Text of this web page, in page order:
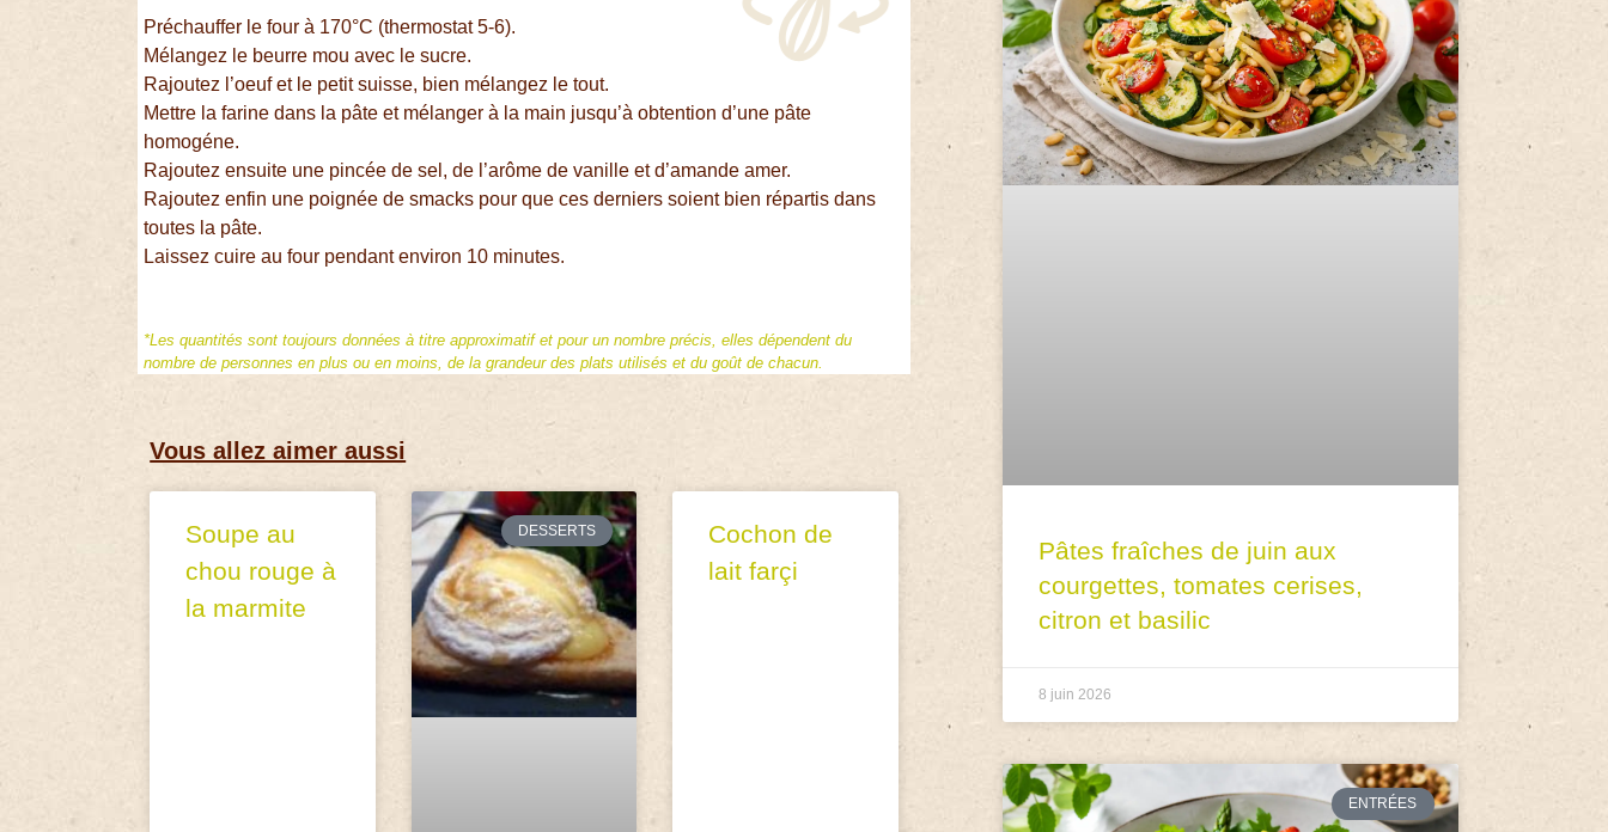
Préchauffer le four à 170°C (thermostat 5-6).
Mélangez le beurre mou avec le sucre.
Rajoutez l’oeuf et le petit suisse, bien mélangez le tout.
Mettre la farine dans la pâte et mélanger à la main jusqu’à obtention d’une pâte
homogéne.
Rajoutez ensuite une pincée de sel, de l’arôme de vanille et d’amande amer.
Rajoutez enfin une poignée de smacks pour que ces derniers soient bien répartis dans
toutes la pâte.
Laissez cuire au four pendant environ 10 minutes.
*Les quantités sont toujours données à titre approximatif et pour un nombre précis, elles dépendent du
nombre de personnes en plus ou en moins, de la grandeur des plats utilisés et du goût de chacun.
Vous allez aimer aussi
Soupe au
chou rouge à
la marmite
DESSERTS
Cochon de
lait farçi
Pâtes fraîches de juin aux
courgettes, tomates cerises,
citron et basilic
8 juin 2026
ENTRÉES